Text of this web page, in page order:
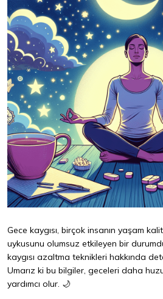
Gece kaygısı, birçok insanın yaşam
uykusunu olumsuz etkileyen bir
kaygısı azaltma teknikleri hakkında
Umarız ki bu bilgiler, geceleri daha
yardımcı olur. 🌙